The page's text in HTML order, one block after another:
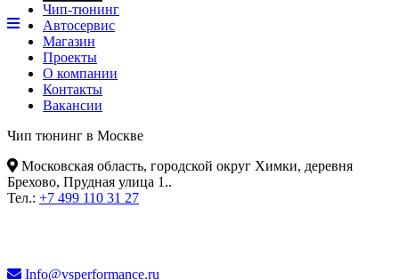
Чип-тюнинг
Автосервис
Магазин
Проекты
О компании
Контакты
Вакансии
Чип тюнинг в Москве
Московская область, городской округ Химки, деревня
Брехово, Прудная улица 1..
Тел.: +7 499 110 31 27
Info@vsperformance.ru